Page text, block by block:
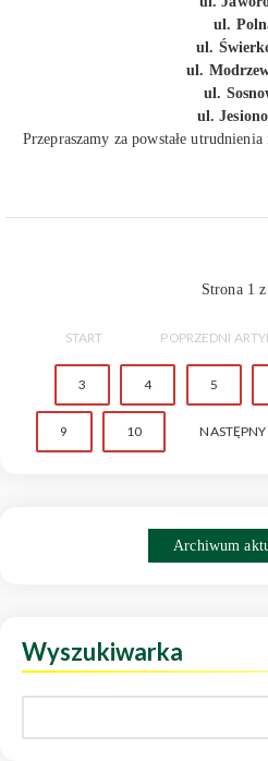
ul.
ul.
ul.
ul.
ul.
Przepraszamy za powstałe
Strona 1
START POPRZEDNI
3 4 5
9 10
Archiwum
Wyszukiwarka